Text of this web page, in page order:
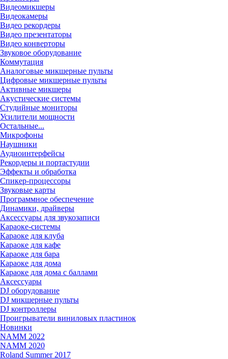
Видеомикшеры
Видеокамеры
Видео рекордеры
Видео презентаторы
Видео конверторы
Звуковое оборудование
Коммутация
Аналоговые микшерные пульты
Цифровые микшерные пульты
Активные микшеры
Акустические системы
Студийные мониторы
Усилители мощности
Остальные...
Микрофоны
Наушники
Аудиоинтерфейсы
Рекордеры и портастудии
Эффекты и обработка
Спикер-процессоры
Звуковые карты
Программное обеспечение
Динамики, драйверы
Аксессуары для звукозаписи
Караоке-системы
Караоке для клуба
Караоке для кафе
Караоке для бара
Караоке для дома
Караоке для дома с баллами
Аксессуары
DJ оборудование
DJ микшерные пульты
DJ контроллеры
Проигрыватели виниловых пластинок
Новинки
NAMM 2022
NAMM 2020
Roland Summer 2017